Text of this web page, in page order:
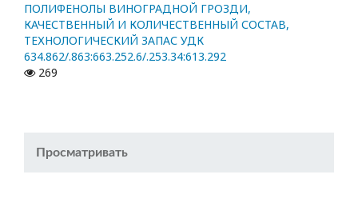
ПОЛИФЕНОЛЫ ВИНОГРАДНОЙ ГРОЗДИ,
КАЧЕСТВЕННЫЙ И КОЛИЧЕСТВЕННЫЙ СОСТАВ,
ТЕХНОЛОГИЧЕСКИЙ ЗАПАС УДК
634.862/.863:663.252.6/.253.34:613.292
269
Просматривать